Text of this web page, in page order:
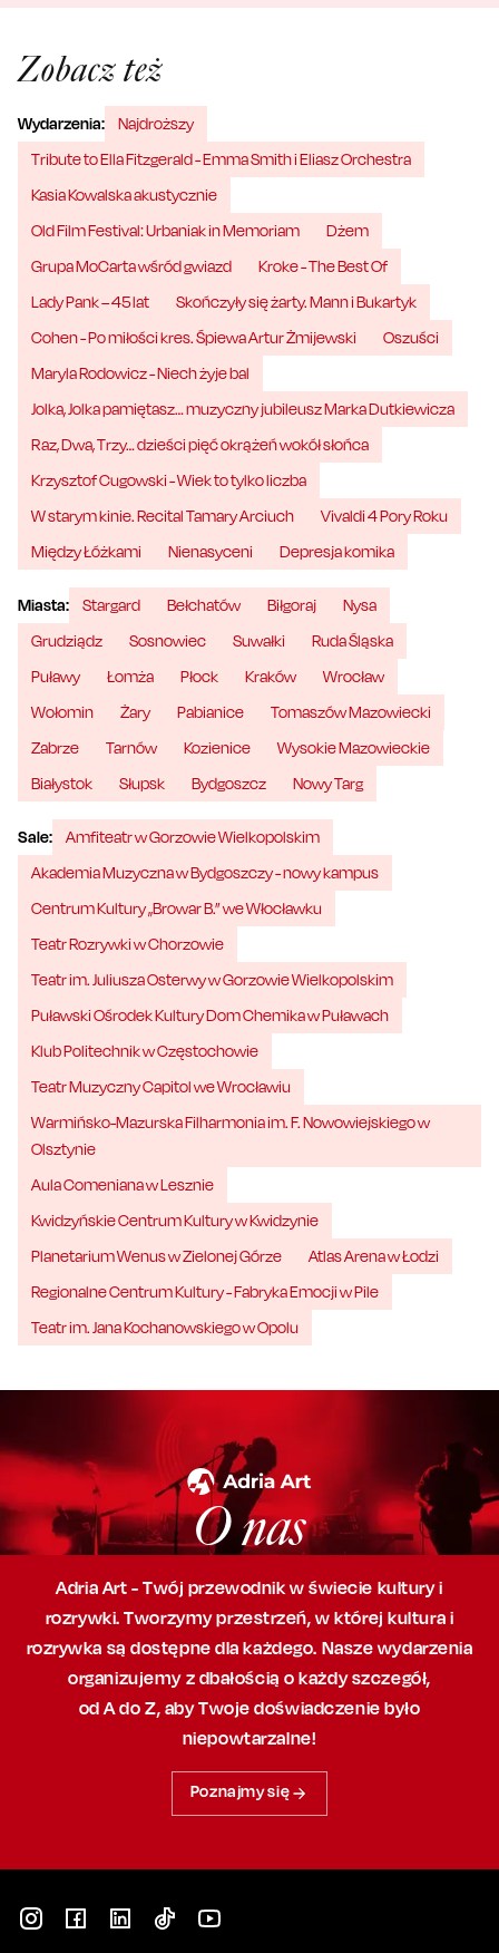
Zobacz też
Wydarzenia:
Najdroższy
Tribute to Ella Fitzgerald - Emma Smith i Eliasz Orchestra
Kasia Kowalska akustycznie
Old Film Festival: Urbaniak in Memoriam
Dżem
Grupa MoCarta wśród gwiazd
Kroke - The Best Of
Lady Pank – 45 lat
Skończyły się żarty. Mann i Bukartyk
Cohen - Po miłości kres. Śpiewa Artur Żmijewski
Oszuści
Maryla Rodowicz - Niech żyje bal
Jolka, Jolka pamiętasz… muzyczny jubileusz Marka Dutkiewicza
Raz, Dwa, Trzy… dzieści pięć okrążeń wokół słońca
Krzysztof Cugowski - Wiek to tylko liczba
W starym kinie. Recital Tamary Arciuch
Vivaldi 4 Pory Roku
Między Łóżkami
Nienasyceni Depresja komika
Miasta: Stargard Bełchatów Biłgoraj
Nysa
Grudziądz
Sosnowiec Suwałki
Ruda Śląska
Puławy
Łomża Płock Kraków
Wrocław
Wołomin
Żary Pabianice
Tomaszów Mazowiecki
Zabrze
Tarnów Kozienice
Wysokie Mazowieckie
Białystok
Słupsk Bydgoszcz Nowy Targ
Sale:
Amfiteatr w Gorzowie Wielkopolskim
Akademia Muzyczna w Bydgoszczy - nowy kampus
Centrum Kultury „Browar B.” we Włocławku
Teatr Rozrywki w Chorzowie
Teatr im. Juliusza Osterwy w Gorzowie Wielkopolskim
Puławski Ośrodek Kultury Dom Chemika w Puławach
Klub Politechnik w Częstochowie
Teatr Muzyczny Capitol we Wrocławiu
Warmińsko-Mazurska Filharmonia im. F. Nowowiejskiego w
Olsztynie
Aula Comeniana w Lesznie
Kwidzyńskie Centrum Kultury w Kwidzynie
Planetarium Wenus w Zielonej Górze
Atlas Arena w Łodzi
Regionalne Centrum Kultury - Fabryka Emocji w Pile
Teatr im. Jana Kochanowskiego w Opolu
O nas
Adria Art - Twój przewodnik w świecie kultury i
rozrywki. Tworzymy przestrzeń,w której kultura i
rozrywka są dostępne dla każdego. Nasze wydarzenia
organizujemy z dbałością o każdy szczegół,
od A do Z, abyTwoje doświadczenie było
niepowtarzalne!
Poznajmy się